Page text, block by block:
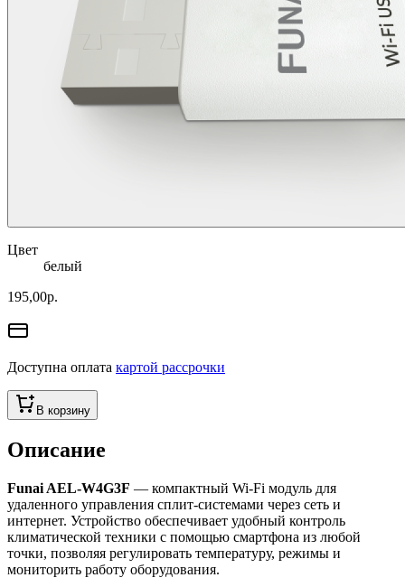
Цвет
белый
195,00р.
Доступна оплата картой рассрочки
В корзину
Описание
Funai AEL-W4G3F — компактный Wi-Fi модуль для
удаленного управления сплит-системами через сеть и
интернет. Устройство обеспечивает удобный контроль
климатической техники с помощью смартфона из любой
точки, позволяя регулировать температуру, режимы и
мониторить работу оборудования.